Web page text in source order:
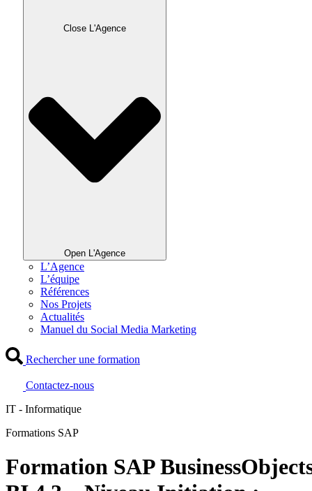
Close L'Agence
Open L'Agence
L’Agence
L’équipe
Références
Nos Projets
Actualités
Manuel du Social Media Marketing
Rechercher une formation
Contactez-nous
IT - Informatique
Formations SAP
Formation SAP